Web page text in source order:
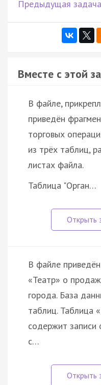
Предыдущая задача
Вместе с этой
В файле,
приведён
торговых
из трёх таблиц,
листах файла.
Таблица "Орган…
В файле
«Театр» о
города. База
таблиц. Таблица
содержит
с…